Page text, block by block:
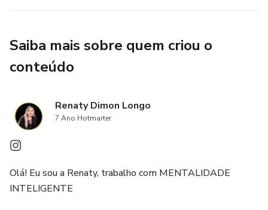
Saiba mais sobre quem criou o
conteúdo
Renaty Dimon Longo
7 Ano Hotmarter
Olá! Eu sou a Renaty, trabalho com MENTALIDADE
INTELIGENTE